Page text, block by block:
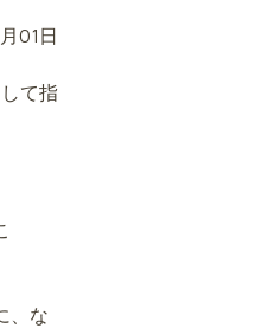
01日
て指
、な